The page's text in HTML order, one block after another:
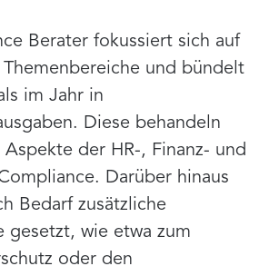
Berater fokussiert sich auf
und bündelt
im Jahr in
Diese behandeln
der HR-, Finanz- und
Darüber hinaus
Bedarf zusätzliche
gesetzt, wie etwa zum
oder den